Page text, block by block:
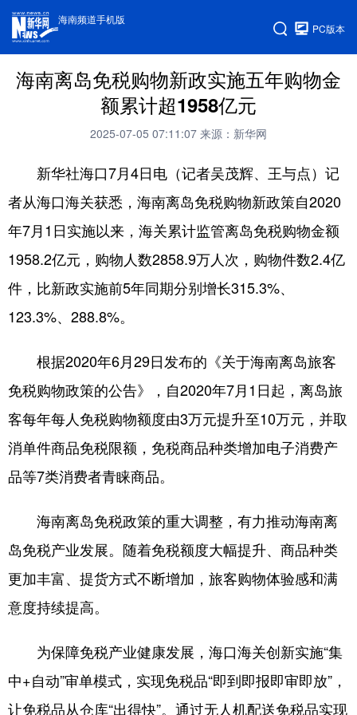
海南频道手机版
PC版本
海南离岛免税购物新政实施五年购物金
额累计超1958亿元
2025-07-05 07:11:07 来源：新华网
新华社海口7月4日电（记者吴茂辉、王与点）记
者从海口海关获悉，海南离岛免税购物新政策自2020
年7月1日实施以来，海关累计监管离岛免税购物金额
1958.2亿元，购物人数2858.9万人次，购物件数2.4亿
件，比新政实施前5年同期分别增长315.3%、
123.3%、288.8%。
根据2020年6月29日发布的《关于海南离岛旅客
免税购物政策的公告》，自2020年7月1日起，离岛旅
客每年每人免税购物额度由3万元提升至10万元，并取
消单件商品免税限额，免税商品种类增加电子消费产
品等7类消费者青睐商品。
海南离岛免税政策的重大调整，有力推动海南离
岛免税产业发展。随着免税额度大幅提升、商品种类
更加丰富、提货方式不断增加，旅客购物体验感和满
意度持续提高。
为保障免税产业健康发展，海口海关创新实施“集
中+自动”审单模式，实现免税品“即到即报即审即放”，
让免税品从仓库“出得快”。通过无人机配送免税品实现